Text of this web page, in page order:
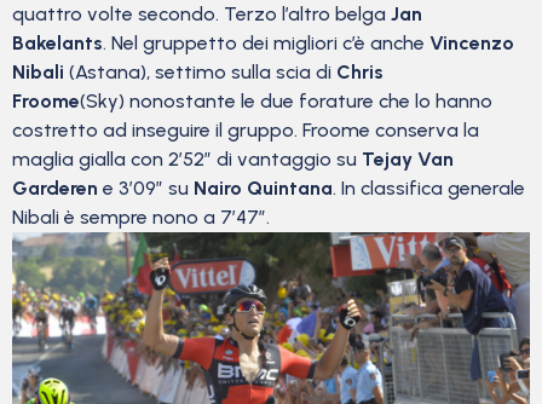
quattro volte secondo. Terzo l’altro belga Jan
Bakelants. Nel gruppetto dei migliori c’è anche Vincenzo
Nibali (Astana), settimo sulla scia di Chris
Froome(Sky) nonostante le due forature che lo hanno
costretto ad inseguire il gruppo. Froome conserva la
maglia gialla con 2’52” di vantaggio su Tejay Van
Garderen e 3’09” su Nairo Quintana. In classifica generale
Nibali è sempre nono a 7’47”.